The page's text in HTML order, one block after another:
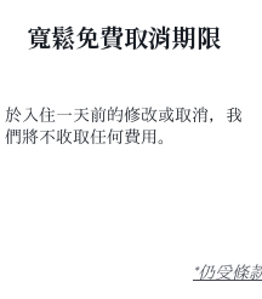
寬鬆免費取消期限
於入住一天前的修改或取消，我
們將不收取任何費用。
*仍受條